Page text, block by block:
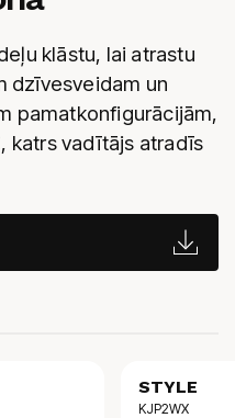
klāstu, lai atrastu
dzīvesveidam un
pamatkonfigurācijām,
katrs vadītājs atradīs
STYLE
KJP2WX